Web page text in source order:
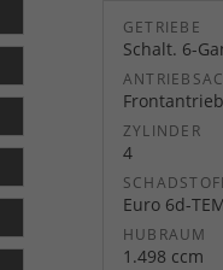
GETRIEBE
Schalt. 6-
Frontantrieb
ZYLINDER
4
Euro 6d-
HUBRAUM
1.498 ccm